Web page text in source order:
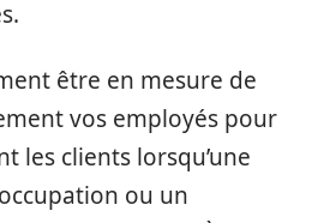
être en mesure de
vos employés pour
les clients lorsqu’une
ou un